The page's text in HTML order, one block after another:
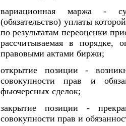
вариационная маржа -
(обязательство) уплаты
по результатам переоценки
рассчитываемая в порядке,
правовыми актами биржи;
открытие позиции -
совокупности прав и
фьючерсных сделок;
закрытие позиции -
совокупности прав и